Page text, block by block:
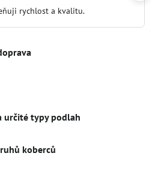
5rychlost a kvalitu.
určité typy podlah
koberců